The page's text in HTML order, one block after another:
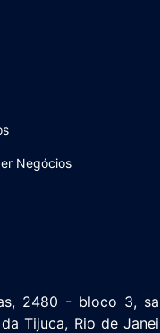
Negócios
2480 - bloco 3,
Tijuca, Rio de